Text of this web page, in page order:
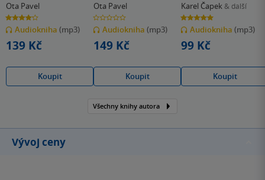
Ota Pavel
4.2
z
5
hvězdiček
Audiokniha (mp3)
139 Kč
Koupit
Ota Pavel
0.0
z
5
hvězdiček
Audiokniha (mp3)
149 Kč
Koupit
Karel Čapek & další
5.0
z
5
hvězdiček
Audiokniha (mp3)
99 Kč
Koupit
Všechny knihy autora
Vývoj ceny